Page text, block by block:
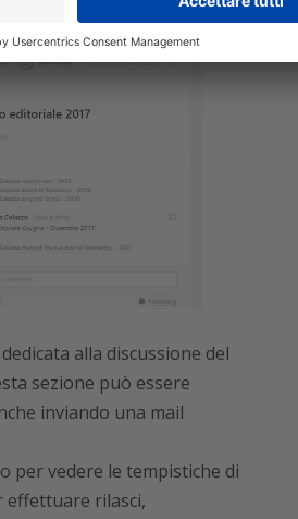
alla discussione del
sezione può essere
inviando una mail
per vedere le tempistiche di
effettuare rilasci,